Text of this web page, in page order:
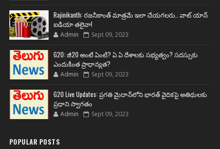
Rajinikanth: రజనీకాంత్ మాత్రమే ఇలా చేయగలరు.. వాట్ యాన్
ఐడియా తలైవా!
Admin Sept 09, 2023
G20: జీ20 అంటే ఏంటి? ఏ ఏ దేశాలకు సభ్యత్వం? సదస్సుకు
ఎందుకింత ప్రాధాన్యత?
Admin Sept 09, 2023
G20 Live Updates: ప్రగతి మైదాన్‌లోని భారత్ వైదికపై అతిథులకు
ప్రధాని స్వాగతం
Admin Sept 09, 2023
POPULAR POSTS